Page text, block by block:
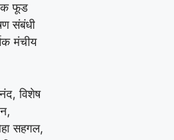
फूड
संबंधी
मंचीय
विशेष
सहगल,